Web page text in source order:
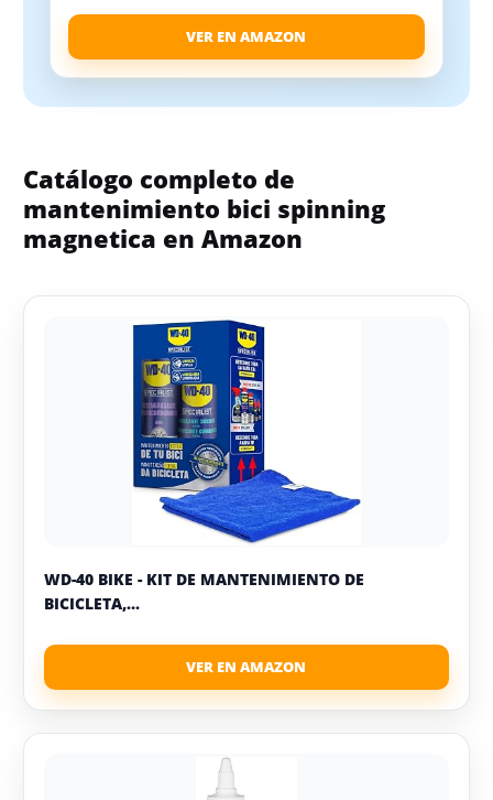
VER EN AMAZON
Catálogo completo de
mantenimiento bici spinning
magnetica en Amazon
WD-40 BIKE - KIT DE MANTENIMIENTO DE
BICICLETA,...